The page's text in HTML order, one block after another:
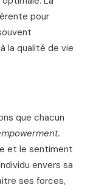
pour
la qualité de vie
que chacun
et le sentiment
envers sa
ses forces,